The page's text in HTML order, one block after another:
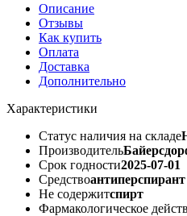
Описание
Отзывы
Как купить
Оплата
Доставка
Дополнительно
Характеристики
Статус наличия на складе
Производитель
Срок годности2025-07-01
Средствоантиперспирант
Не содержитспирт
Фармакологическое